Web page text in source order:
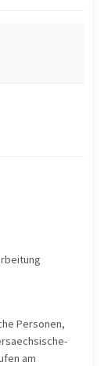
Personen,
am